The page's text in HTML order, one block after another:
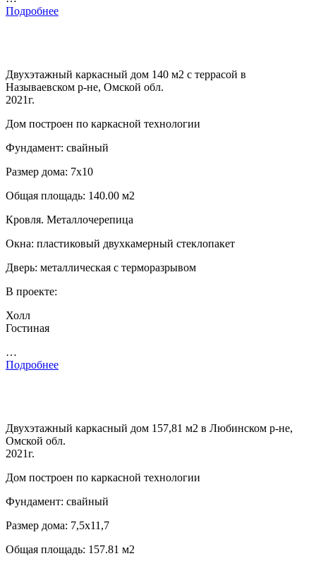
Подробнее
Двухэтажный каркасный дом 140 м2 с террасой в
Называевском р-не, Омской обл.
2021г.
Дом построен по каркасной технологии
Фундамент: свайный
Размер дома: 7х10
Общая площадь: 140.00 м2
Кровля. Металлочерепица
Окна: пластиковый двухкамерный стеклопакет
Дверь: металлическая с терморазрывом
В проекте:
Холл
Гостиная
…
Подробнее
Двухэтажный каркасный дом 157,81 м2 в Любинском р-не,
Омской обл.
2021г.
Дом построен по каркасной технологии
Фундамент: свайный
Размер дома: 7,5х11,7
Общая площадь: 157.81 м2